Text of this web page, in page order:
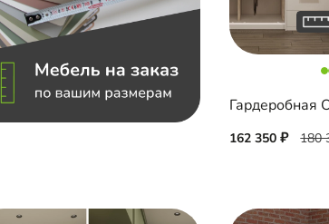
Гардеробная
162 350 180